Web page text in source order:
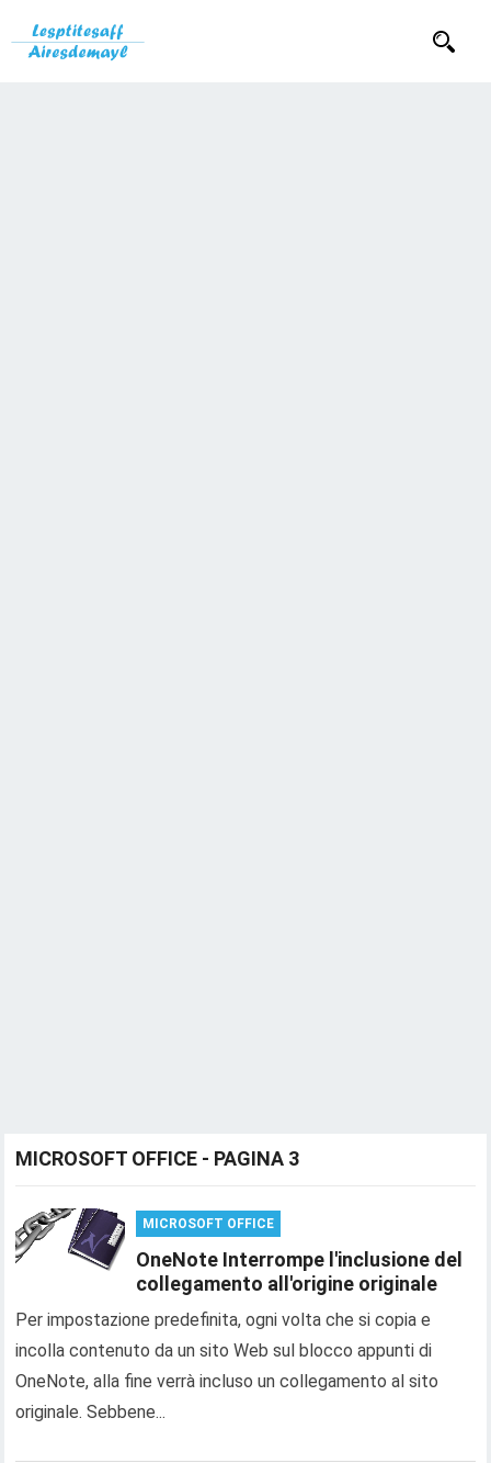
MICROSOFT OFFICE - PAGINA 3
MICROSOFT OFFICE
OneNote Interrompe l'inclusione del
collegamento all'origine originale
Per impostazione predefinita, ogni volta che si copia e
incolla contenuto da un sito Web sul blocco appunti di
OneNote, alla fine verrà incluso un collegamento al sito
originale. Sebbene...